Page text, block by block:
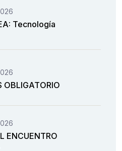
Tecnología
OBLIGATORIO
ENCUENTRO